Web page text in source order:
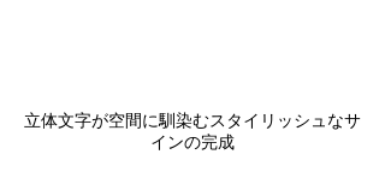
立体文字が空間に馴染むスタイリッシュなサ
インの完成